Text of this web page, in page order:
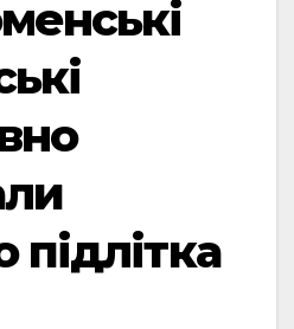
підлітка